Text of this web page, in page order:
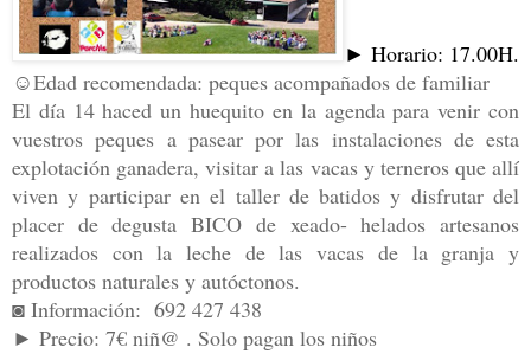
► Horario: 17.00H.
☺Edad recomendada: peques acompañados de familiar
El día 14 haced un huequito en la agenda para venir con
vuestros peques a pasear por las instalaciones de esta
explotación ganadera, visitar a las vacas y terneros que allí
viven y participar en el taller de batidos y disfrutar del
placer de degusta BICO de xeado- helados artesanos
realizados con la leche de las vacas de la granja y
productos naturales y autóctonos.
◙ Información: 692 427 438
► Precio: 7€ niñ@ . Solo pagan los niños